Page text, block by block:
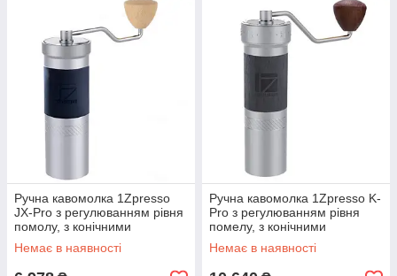
Ручна кавомолка 1Zpresso
JX-Pro з регулюванням рівня
помолу, з конічними
жерновами
Немає в наявності
Ручна кавомолка 1Zpresso K-
Pro з регулюванням рівня
помелу, з конічними
жерновами
Немає в наявності